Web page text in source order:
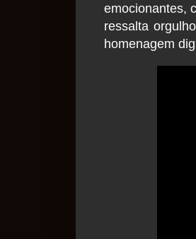
emocionantes,
ressalta
homenagem